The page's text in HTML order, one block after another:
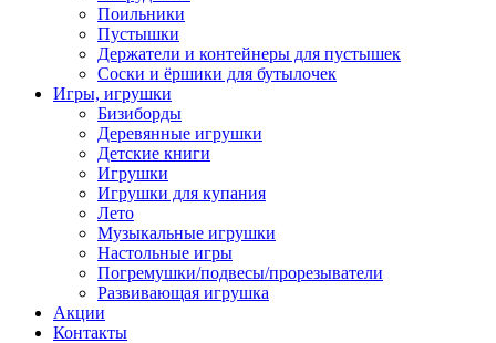
Поильники
Пустышки
Держатели и контейнеры для пустышек
Соски и ёршики для бутылочек
Игры, игрушки
Бизиборды
Деревянные игрушки
Детские книги
Игрушки
Игрушки для купания
Лето
Музыкальные игрушки
Настольные игры
Погремушки/подвесы/прорезыватели
Развивающая игрушка
Акции
Контакты